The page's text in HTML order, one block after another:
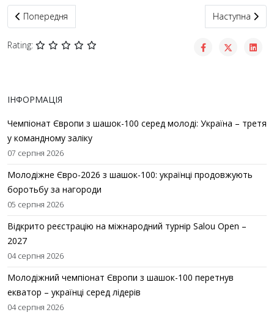
Попередня стаття: «Дитяча шашкова ліга». 4-й етап. Київ.
Попередня Наступна
Наступна
Rating:
ІНФОРМАЦІЯ
Чемпіонат Європи з шашок-100 серед молоді: Україна – третя
у командному заліку
07 серпня 2026
Молодіжне Євро-2026 з шашок-100: українці продовжують
боротьбу за нагороди
05 серпня 2026
Відкрито реєстрацію на міжнародний турнір Salou Open –
2027
04 серпня 2026
Молодіжний чемпіонат Європи з шашок-100 перетнув
екватор – українці серед лідерів
04 серпня 2026